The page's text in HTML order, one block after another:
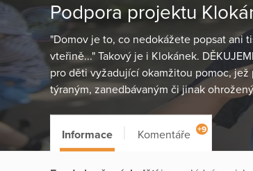
Podpora projektu
"Domov je to, co nedokážete popsat ani
vteřině..." Takový je i Klokánek.
pro děti vyžadující okamžitou pomoc,
týraným, zanedbávaným či jinak
Informace Komentáře +9